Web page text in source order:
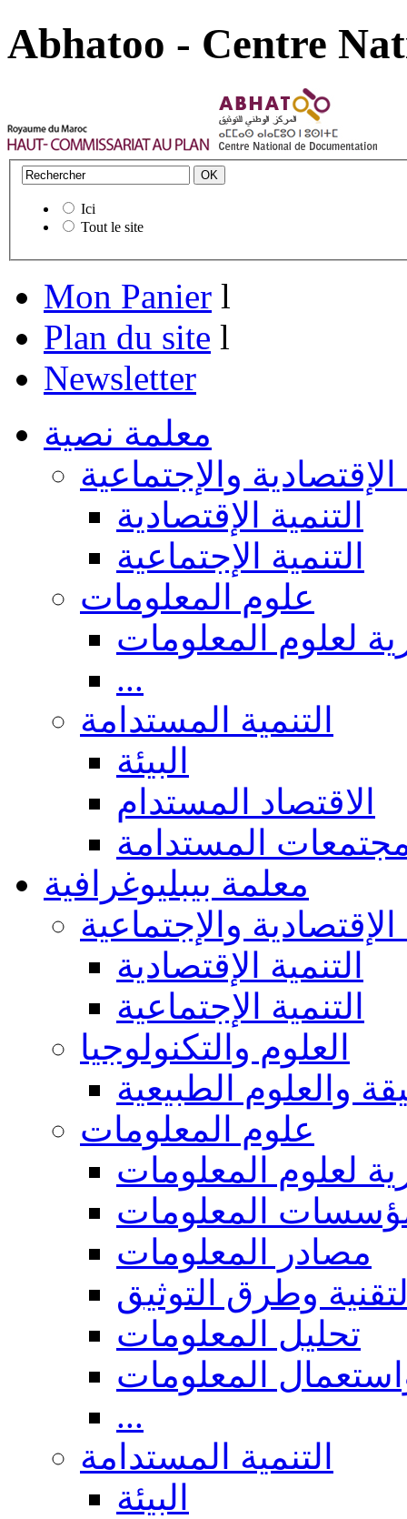
Abhatoo - Centre
Ici
Tout le site
Mon Panier l
Plan du site l
Newsletter
معلمة نصية
الإقتصادية والإجتماعية
التنمية الإقتصادية
التنمية الإجتماعية
علوم المعلومات
لعلوم المعلومات
...
التنمية المستدامة
البيئة
الاقتصاد المستدام
المستدامة
معلمة بيبليوغرافية
الإقتصادية والإجتماعية
التنمية الإقتصادية
التنمية الإجتماعية
العلوم والتكنولوجيا
والعلوم الطبيعية
علوم المعلومات
لعلوم المعلومات
المعلومات
مصادر المعلومات
وطرق التوثيق
تحليل المعلومات
المعلومات
...
التنمية المستدامة
البيئة